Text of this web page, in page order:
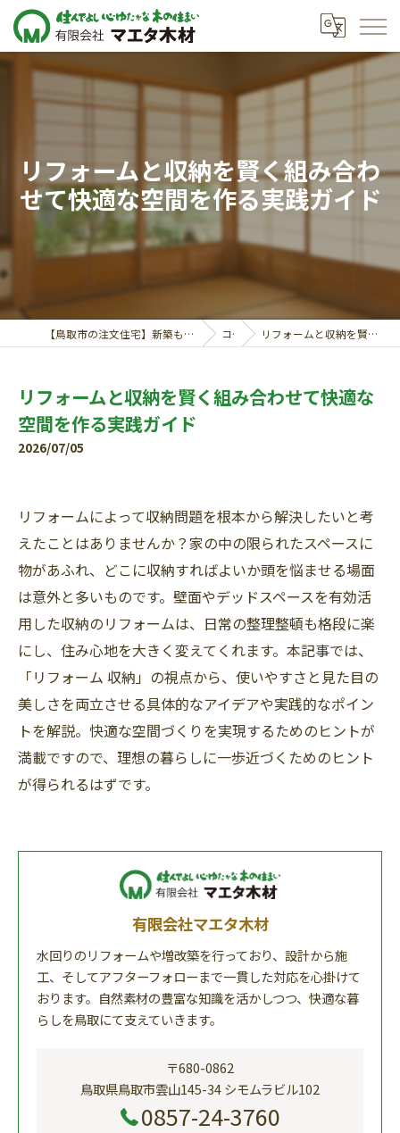
リフォームと収納を賢く組み合わ
せて快適な空間を作る実践ガイド
【鳥取市の注文住宅】新築も対応の工務店｜価格相談受付中｜有限会社マエタ木材 コラム リフォームと収納を賢く組み合わせて快適な空間を作る実践ガイド
リフォームと収納を賢く組み合わせて快適な
空間を作る実践ガイド
2026/07/05
リフォームによって収納問題を根本から解決したいと考
えたことはありませんか？家の中の限られたスペースに
物があふれ、どこに収納すればよいか頭を悩ませる場面
は意外と多いものです。壁面やデッドスペースを有効活
用した収納のリフォームは、日常の整理整頓も格段に楽
にし、住み心地を大きく変えてくれます。本記事では、
「リフォーム 収納」の視点から、使いやすさと見た目の
美しさを両立させる具体的なアイデアや実践的なポイン
トを解説。快適な空間づくりを実現するためのヒントが
満載ですので、理想の暮らしに一歩近づくためのヒント
が得られるはずです。
有限会社マエタ木材
水回りのリフォームや増改築を行っており、設計から施
工、そしてアフターフォローまで一貫した対応を心掛けて
おります。自然素材の豊富な知識を活かしつつ、快適な暮
らしを鳥取にて支えていきます。
〒680-0862
鳥取県鳥取市雲山145-34 シモムラビル102
0857-24-3760